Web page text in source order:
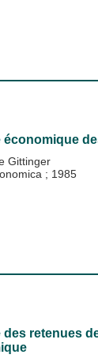
économique
Gittinger
; 1985
des retenues